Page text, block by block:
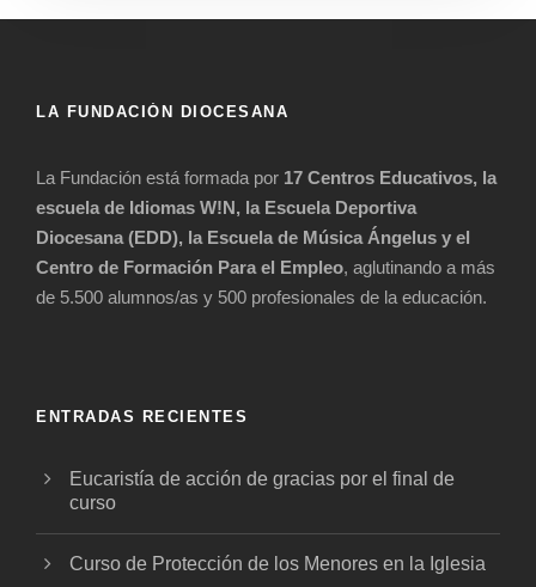
LA FUNDACIÓN DIOCESANA
La Fundación está formada por 17 Centros Educativos, la
escuela de Idiomas W!N, la Escuela Deportiva
Diocesana (EDD), la Escuela de Música Ángelus y el
Centro de Formación Para el Empleo, aglutinando a más
de 5.500 alumnos/as y 500 profesionales de la educación.
ENTRADAS RECIENTES
Eucaristía de acción de gracias por el final de
curso
Curso de Protección de los Menores en la Iglesia